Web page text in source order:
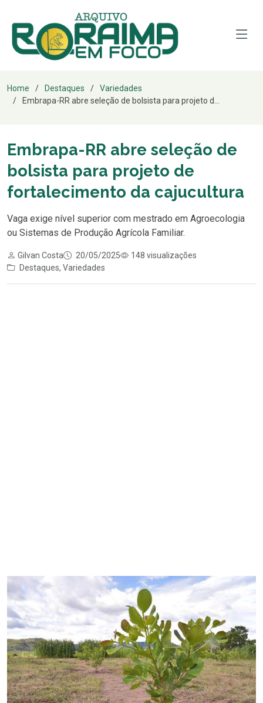
Home Destaques
Variedades
Embrapa-RR abre seleção de bolsista para projeto d...
Embrapa-RR abre seleção de
bolsista para projeto de
fortalecimento da cajucultura
Vaga exige nível superior com mestrado em Agroecologia
ou Sistemas de Produção Agrícola Familiar.
Gilvan Costa 20/05/2025
148 visualizações
Destaques, Variedades